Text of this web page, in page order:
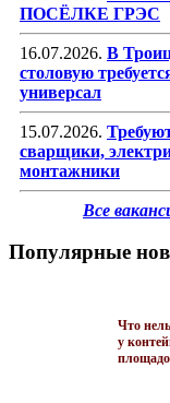
ПОСЁЛКЕ ГРЭС
16.07.2026. В
столовую
универсал
15.07.2026.
сварщики,
монтажники
Все
Популярные
Что
у